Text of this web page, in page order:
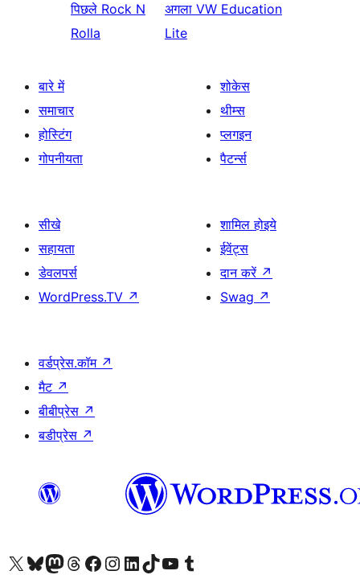
पिछले Rock N
Rolla
अगला VW Education
Lite
बारे में
समाचार
होस्टिंग
गोपनीयता
शोकेस
थीम्स
प्लगइन
पैटर्न्स
सीखे
सहायता
डेवलपर्स
WordPress.TV ↗
शामिल होइये
ईवेंट्स
दान करें ↗
Swag ↗
वर्डप्रेस.कॉम ↗
मैट ↗
बीबीप्रेस ↗
बडीप्रेस ↗
Visit our X (formerly Twitter) account
हमारे बलुस्की खाते पर जाएँVisit our Mastodon account
हमारे थ्रेड्स अकाउंट पर जाएंहमारे फेसबुक पेज पर जाएँहमारे इंस्टाग्राम अकाउंट पर जाएंहमारे लिंक्डइन खाते पर जाएँहमारे टिकटॉक खाते पर जाएँहमारे यूट्यूब चैनल पर जाएंहमारे Tumblr खाते पर जाएँ